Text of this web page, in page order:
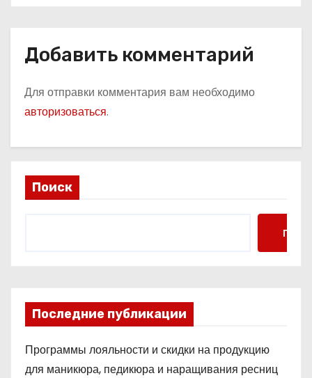
Добавить комментарий
Для отправки комментария вам необходимо
авторизоваться.
Поиск
Поиск
Последние публикации
Программы лояльности и скидки на продукцию
для маникюра, педикюра и наращивания ресниц